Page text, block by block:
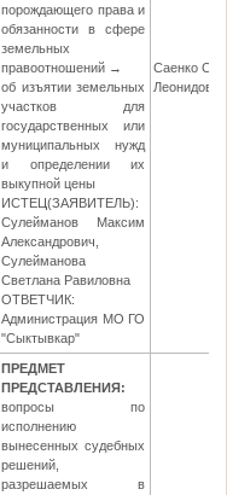
порождающего права и
обязанности в сфере
земельных
правоотношений →
об изъятии земельных
участков для
государственных или
муниципальных нужд
и определении их
выкупной цены
ИСТЕЦ(ЗАЯВИТЕЛЬ):
Сулейманов Максим
Александрович,
Сулейманова
Светлана Равиловна
ОТВЕТЧИК:
Администрация МО ГО
"Сыктывкар"
Саенко
Леонидовна
ПРЕДМЕТ
ПРЕДСТАВЛЕНИЯ:
вопросы по
исполнению
вынесенных судебных
решений,
разрешаемых в